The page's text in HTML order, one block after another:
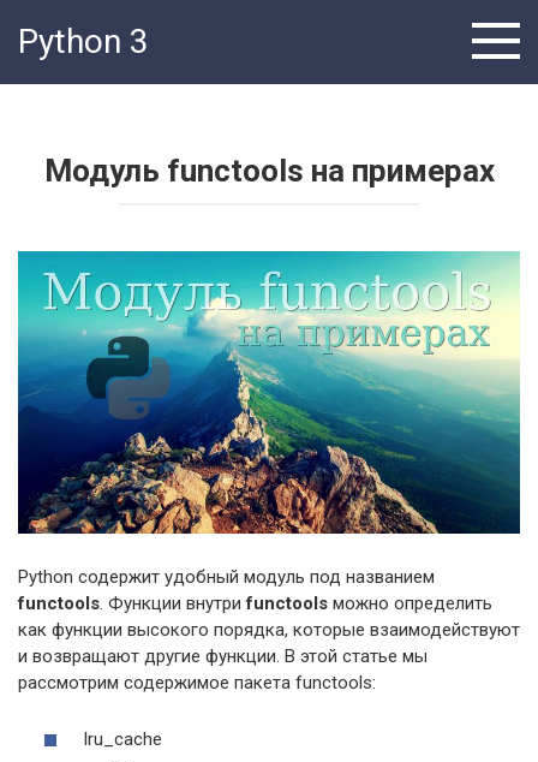
контенту
Python 3
Модуль functools на примерах
Python содержит удобный модуль под названием
functools. Функции внутриfunctools можно определить
как функции высокого порядка, которые взаимодействуют
и возвращают другие функции. В этой статье мы
рассмотрим содержимое пакета functools:
lru_cache